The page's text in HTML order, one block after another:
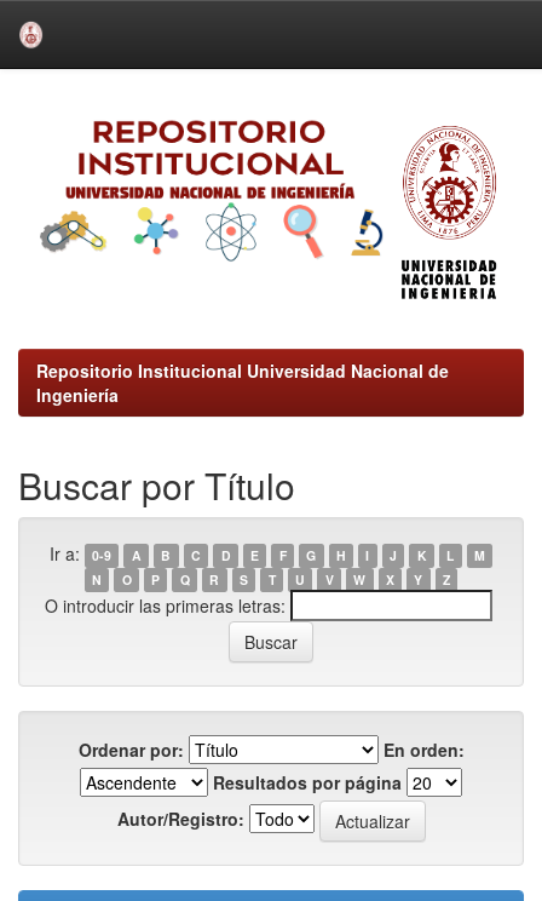
Repositorio Institucional Universidad Nacional de
Ingeniería
Buscar por Título
Ir a: 0-9 A B C D E F G H I J K L
M
N
O P Q R S T U V W X Y Z
O introducir las primeras letras:
Ordenar por:
En orden:
Resultados por página
Autor/Registro: